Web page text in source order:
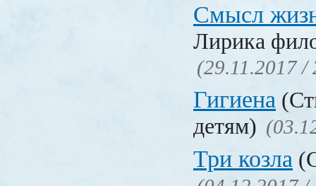
Смысл
Лирика
(29.11.2017 /
Гигиена
детям)
Три козла